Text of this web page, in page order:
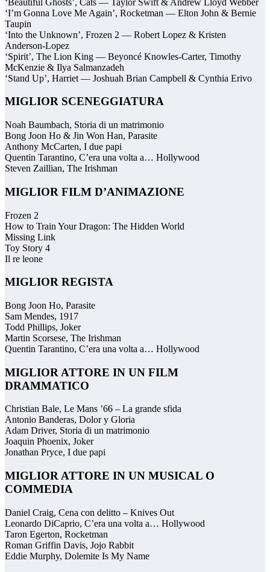
‘I’m Gonna Love Me Again’, Rocketman — Elton John & Bernie
Taupin
‘Into the Unknown’, Frozen 2 — Robert Lopez & Kristen
Anderson-Lopez
‘Spirit’, The Lion King — Beyoncé Knowles-Carter, Timothy
McKenzie & Ilya Salmanzadeh
‘Stand Up’, Harriet — Joshuah Brian Campbell & Cynthia Erivo
MIGLIOR SCENEGGIATURA
Noah Baumbach, Storia di un matrimonio
Bong Joon Ho & Jin Won Han, Parasite
Anthony McCarten, I due papi
Quentin Tarantino, C’era una volta a… Hollywood
Steven Zaillian, The Irishman
MIGLIOR FILM D’ANIMAZIONE
Frozen 2
How to Train Your Dragon: The Hidden World
Missing Link
Toy Story 4
Il re leone
MIGLIOR REGISTA
Bong Joon Ho, Parasite
Sam Mendes, 1917
Todd Phillips, Joker
Martin Scorsese, The Irishman
Quentin Tarantino, C’era una volta a… Hollywood
MIGLIOR ATTORE IN UN FILM
DRAMMATICO
Christian Bale, Le Mans ’66 – La grande sfida
Antonio Banderas, Dolor y Gloria
Adam Driver, Storia di un matrimonio
Joaquin Phoenix, Joker
Jonathan Pryce, I due papi
MIGLIOR ATTORE IN UN MUSICAL O
COMMEDIA
Daniel Craig, Cena con delitto – Knives Out
Leonardo DiCaprio, C’era una volta a… Hollywood
Taron Egerton, Rocketman
Roman Griffin Davis, Jojo Rabbit
Eddie Murphy, Dolemite Is My Name